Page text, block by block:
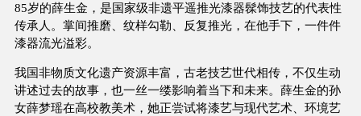
85岁的薛生金，是国家级非遗平遥推光漆器髹饰技艺的代表性
传承人。掌间推磨、纹样勾勒、反复推光，在他手下，一件件
漆器流光溢彩。
我国非物质文化遗产资源丰富，古老技艺世代相传，不仅生动
讲述过去的故事，也一丝一缕影响着当下和未来。薛生金的孙
女薛梦瑶在高校教美术，她正尝试将漆艺与现代艺术、环境艺